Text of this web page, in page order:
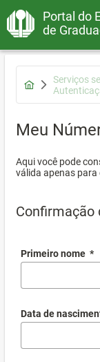
Portal do
de
Serviços
Meu
Aqui você pode
válida apenas
Confirmação
Primeiro nome *
Data de